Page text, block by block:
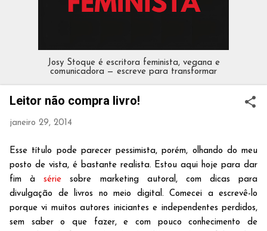
Josy Stoque é escritora feminista, vegana e
comunicadora — escreve para transformar
Leitor não compra livro!
janeiro 29, 2014
Esse título pode parecer pessimista, porém, olhando do meu
posto de vista, é bastante realista. Estou aqui hoje para dar
fim àsérie sobre marketing autoral, com dicas para
divulgação de livros no meio digital. Comecei a escrevê-lo
porque vi muitos autores iniciantes e independentes perdidos,
sem saber o que fazer, e com pouco conhecimento de